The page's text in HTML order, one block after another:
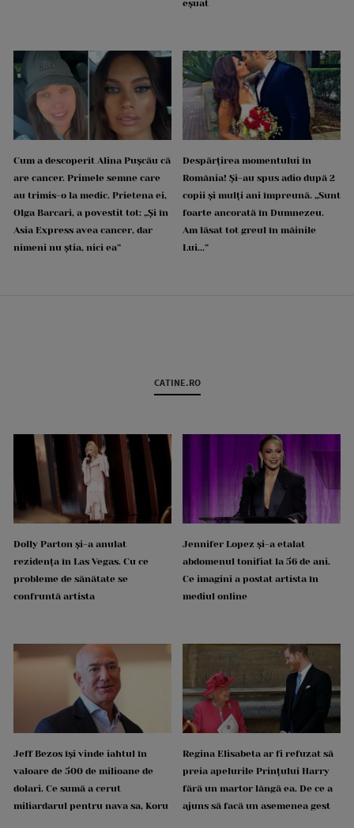
eșuat
Cum a descoperit Alina Pușcău că
are cancer. Primele semne care
au trimis-o la medic. Prietena ei,
Olga Barcari, a povestit tot: „Și în
Asia Express avea cancer, dar
nimeni nu știa, nici ea”
Despărțirea momentului în
România! Și-au spus adio după 2
copii și mulți ani împreună. „Sunt
foarte ancorată în Dumnezeu.
Am lăsat tot greul în mâinile
Lui...”
CATINE.RO
Dolly Parton și-a anulat
rezidența în Las Vegas. Cu ce
probleme de sănătate se
confruntă artista
Jennifer Lopez și-a etalat
abdomenul tonifiat la 56 de ani.
Ce imagini a postat artista în
mediul online
Jeff Bezos își vinde iahtul în
valoare de 500 de milioane de
dolari. Ce sumă a cerut
miliardarul pentru nava sa, Koru
Regina Elisabeta ar fi refuzat să
preia apelurile Prințului Harry
fără un martor lângă ea. De ce a
ajuns să facă un asemenea gest